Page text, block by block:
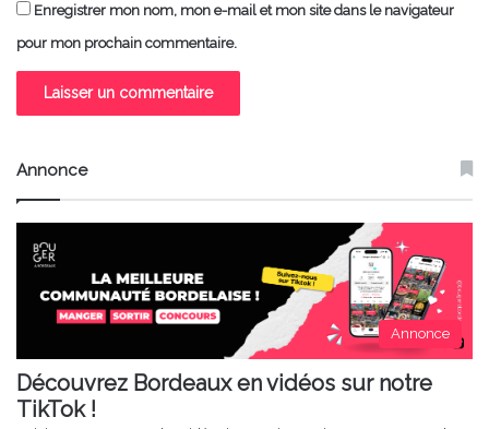
Enregistrer mon nom, mon e-mail et mon site dans le navigateur
pour mon prochain commentaire.
Annonce
Annonce
Découvrez Bordeaux en vidéos sur notre
TikTok !